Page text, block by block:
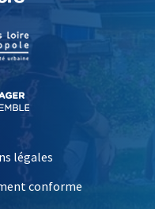
, Ouvre une nouvelle
légales
conforme